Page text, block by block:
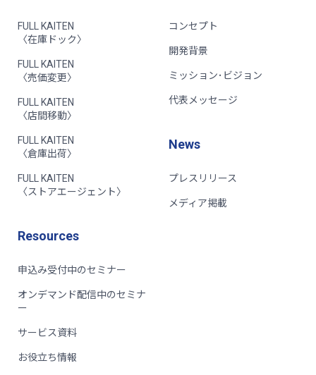
FULL KAITEN
〈在庫ドック〉
FULL KAITEN
〈売価変更〉
FULL KAITEN
〈店間移動〉
FULL KAITEN
〈倉庫出荷〉
FULL KAITEN
〈ストアエージェント〉
コンセプト
開発背景
ミッション･ビジョン
代表メッセージ
News
プレスリリース
メディア掲載
Resources
申込み受付中のセミナー
オンデマンド配信中のセミナ
ー
サービス資料
お役立ち情報